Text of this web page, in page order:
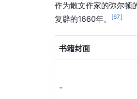
作为散文作家的弥尔顿
复辟的1660年。
[67]
书籍封面
-